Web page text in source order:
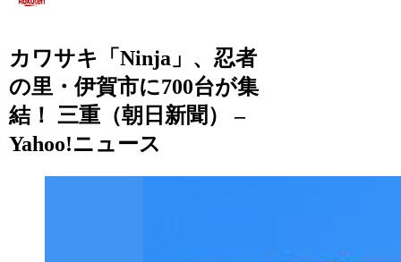
カワサキ「Ninja」、忍者
の里・伊賀市に700台が集
結！ 三重（朝日新聞） –
Yahoo!ニュース